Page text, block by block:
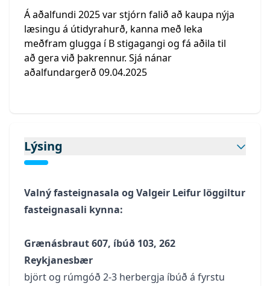
Á aðalfundi 2025 var stjórn falið að kaupa nýja
læsingu á útidyrahurð, kanna með leka
meðfram glugga í B stigagangi og fá aðila til
að gera við þakrennur. Sjá nánar
aðalfundargerð 09.04.2025
Lýsing
Valný fasteignasala og Valgeir Leifur löggiltur
fasteignasali kynna:
Grænásbraut 607, íbúð 103, 262
Reykjanesbær
björt og rúmgóð 2-3 herbergja íbúð á fyrstu